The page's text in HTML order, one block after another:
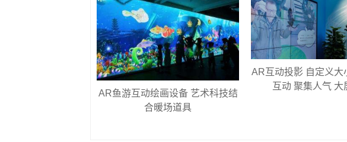
AR鱼游互动绘画设备 艺术科技结
合暖场道具
AR互动投影 自定义大
互动 聚集人气 大